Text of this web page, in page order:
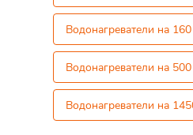
Водонагреватели на
Водонагреватели на
Водонагреватели на